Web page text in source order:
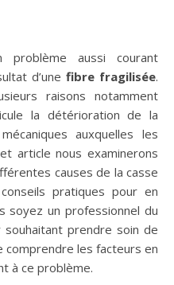
aussi courant
d’une fibre fragilisée.
raisons notamment
la détérioration de la
auxquelles les
article nous examinerons
causes de la casse
pratiques pour en
soyez un professionnel du
prendre soin de
comprendre les facteurs en
à ce problème.